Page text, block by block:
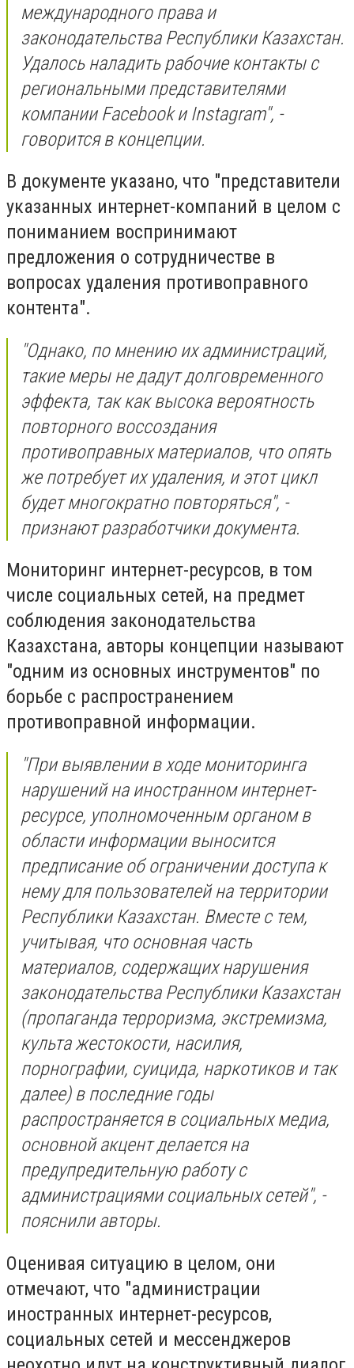
международного права и
законодательства Республики Казахстан.
Удалось наладить рабочие контакты с
региональными представителями
компании Facebook и Instagram", -
говорится в концепции.
В документе указано, что "представители
указанных интернет-компаний в целом с
пониманием воспринимают
предложения о сотрудничестве в
вопросах удаления противоправного
контента".
"Однако, по мнению их администраций,
такие меры не дадут долговременного
эффекта, так как высока вероятность
повторного воссоздания
противоправных материалов, что опять
же потребует их удаления, и этот цикл
будет многократно повторяться", -
признают разработчики документа.
Мониторинг интернет-ресурсов, в том
числе социальных сетей, на предмет
соблюдения законодательства
Казахстана, авторы концепции называют
"одним из основных инструментов" по
борьбе с распространением
противоправной информации.
"При выявлении в ходе мониторинга
нарушений на иностранном интернет-
ресурсе, уполномоченным органом в
области информации выносится
предписание об ограничении доступа к
нему для пользователей на территории
Республики Казахстан. Вместе с тем,
учитывая, что основная часть
материалов, содержащих нарушения
законодательства Республики Казахстан
(пропаганда терроризма, экстремизма,
культа жестокости, насилия,
порнографии, суицида, наркотиков и так
далее) в последние годы
распространяется в социальных медиа,
основной акцент делается на
предупредительную работу с
администрациями социальных сетей", -
пояснили авторы.
Оценивая ситуацию в целом, они
отмечают, что "администрации
иностранных интернет-ресурсов,
социальных сетей и мессенджеров